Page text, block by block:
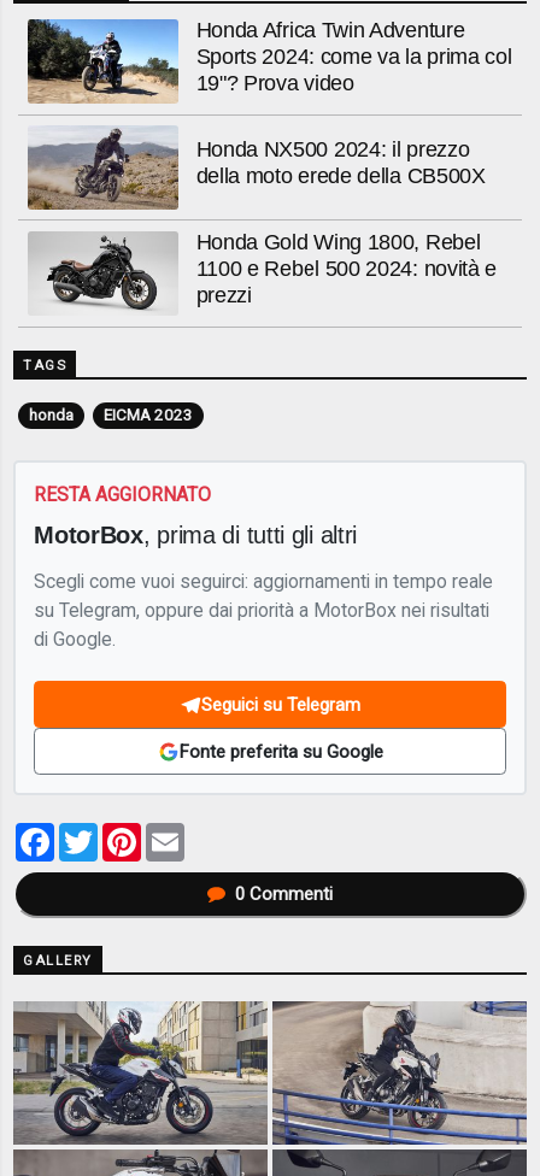
Honda Africa Twin Adventure
Sports 2024: come va la prima col
19"? Prova video
Honda NX500 2024: il prezzo
della moto erede della CB500X
Honda Gold Wing 1800, Rebel
1100 e Rebel 500 2024: novità e
prezzi
TAGS
honda EICMA 2023
RESTA AGGIORNATO
MotorBox, prima di tutti gli altri
Scegli come vuoi seguirci: aggiornamenti in tempo reale
su Telegram, oppure dai priorità a MotorBox nei risultati
di Google.
Seguici su Telegram
Fonte preferita su Google
Facebook
TwitterPinterest
0Commenti
GALLERY